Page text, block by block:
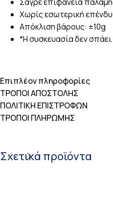
Χωρίς εσωτερική
Aπόκλιση βάρους: ±10g
*Η συσκευασία δεν σπάει
Επιπλέον πληροφορίες
ΤΡΟΠΟΙ ΑΠΟΣΤΟΛΗΣ
ΠΟΛΙΤΙΚΗ ΕΠΙΣΤΡΟΦΩΝ
ΤΡΟΠΟΙ ΠΛΗΡΩΜΗΣ
Σχετικά προϊόντα